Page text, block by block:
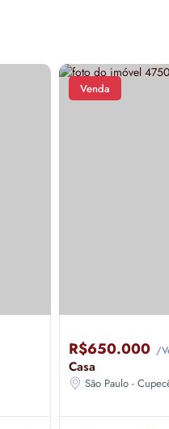
Venda
R$650.000 /
Casa
São Paulo -